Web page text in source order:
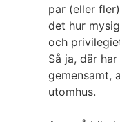
par (eller
det hur
och
Så ja, där
gemensamt,
utomhus.